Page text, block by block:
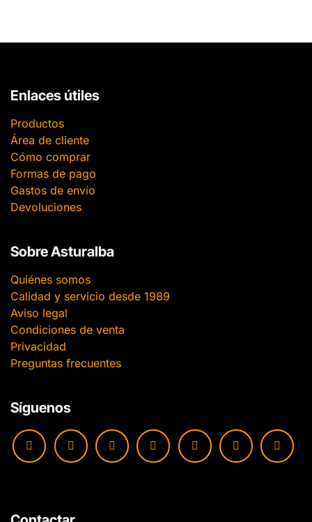
Enlaces útiles
Productos
Área de cliente
Cómo comprar
Formas de pago
Gastos de envío
Devoluciones
Sobre Asturalba
Quiénes somos
Calidad y servicio desde 1989
Aviso legal
Condiciones de venta
Privacidad
Preguntas frecuentes
Síguenos